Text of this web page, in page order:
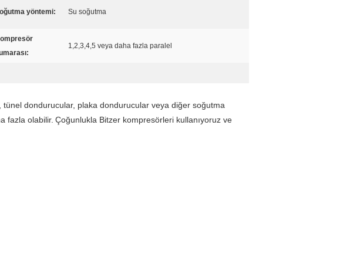
yöntemi: Su soğutma
1,2,3,4,5 veya daha fazla paralel
dondurucular, plaka dondurucular veya diğer soğutma
fazla olabilir. Çoğunlukla Bitzer kompresörleri kullanıyoruz ve